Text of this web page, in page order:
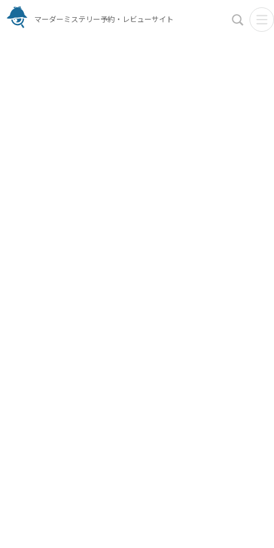
マーダーミステリー予約・レビューサイト